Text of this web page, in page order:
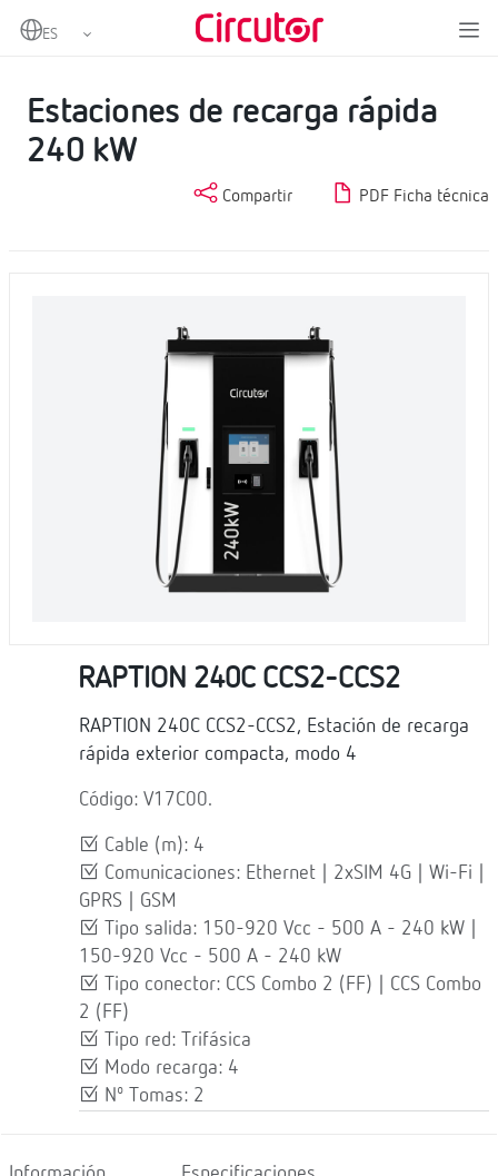
Home
Cargadores para vehículos eléctricos
Estaciones de recarga rápida
240 kW
Compartir PDF Ficha técnica
RAPTION 240C CCS2-CCS2
RAPTION 240C CCS2-CCS2, Estación de recarga
rápida exterior compacta, modo 4
Código: V17C00.
Cable (m): 4
Comunicaciones: Ethernet | 2xSIM 4G | Wi-Fi |
GPRS | GSM
Tipo salida: 150-920 Vcc - 500 A - 240 kW |
150-920 Vcc - 500 A - 240 kW
Tipo conector: CCS Combo 2 (FF) | CCS Combo
2 (FF)
Tipo red: Trifásica
Modo recarga: 4
Nº Tomas: 2